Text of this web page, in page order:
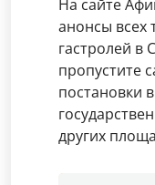
На сайте
анонсы всех
гастролей в
пропустите
постановки
других